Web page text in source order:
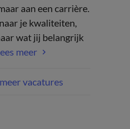
aan een carrière.
je kwaliteiten,
wat jij belangrijk
meer
vacatures